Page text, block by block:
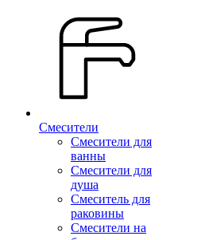
Смесители
Смесители для
ванны
Смесители для
душа
Смеситель для
раковины
Смесители на